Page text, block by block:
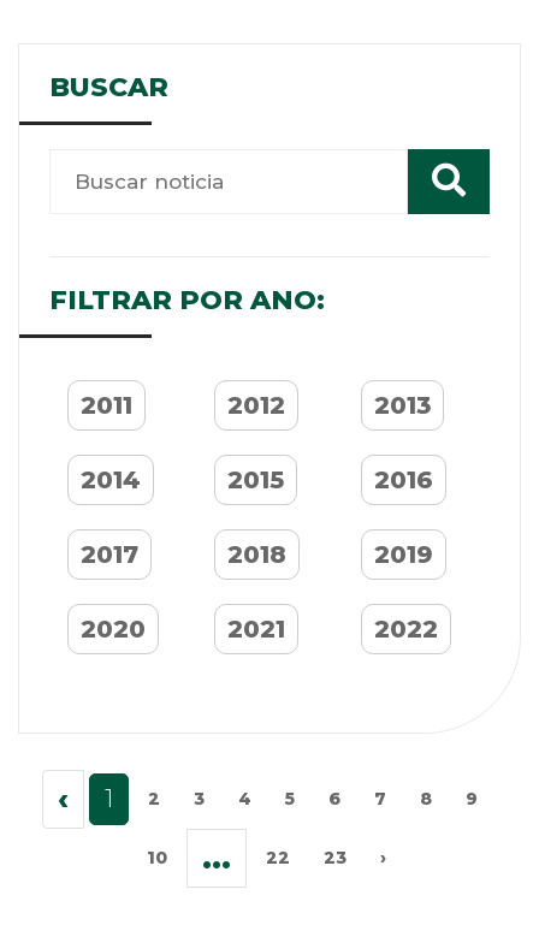
BUSCAR
FILTRAR POR ANO:
2011 2012 2013
2014 2015 2016
2017 2018 2019
2020 2021 2022
‹ 1 2 3 4 5 6 7 8 9
10 ... 22 23 ›